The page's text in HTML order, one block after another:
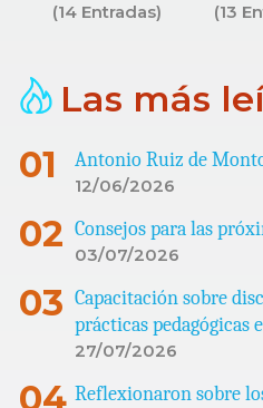
(14 Entradas) (13
Las más
Antonio Ruiz de
12/06/2026
Consejos para las
03/07/2026
Capacitación sobre
prácticas pedagógicas
27/07/2026
Reflexionaron sobre